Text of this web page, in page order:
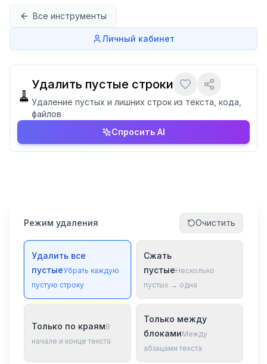
Все инструменты
Личный кабинет
🧹
Удалить пустые строки
Удаление пустых и лишних строк из текста, кода,
файлов
Спросить AI
Режим удаления Очистить
Удалить все
пустыеУбрать каждую
пустую строку
Сжать
пустыеНесколько
пустых → одна
Только по краямВ
начале и конце текста
Только между
блокамиМежду
абзацами текста